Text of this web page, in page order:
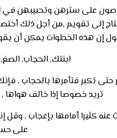
على سترهن وتحبيبهن
إلى تقويم ,من أجل ذلك
إن هذه الخطوات يمكن أن
ابنتك, الحجاب,
حتى تكبر فتأمرها بالحجاب
تريد خصوصا إذا خالف هواها ,
كثيرا أمامها بإعجاب , وقل
على